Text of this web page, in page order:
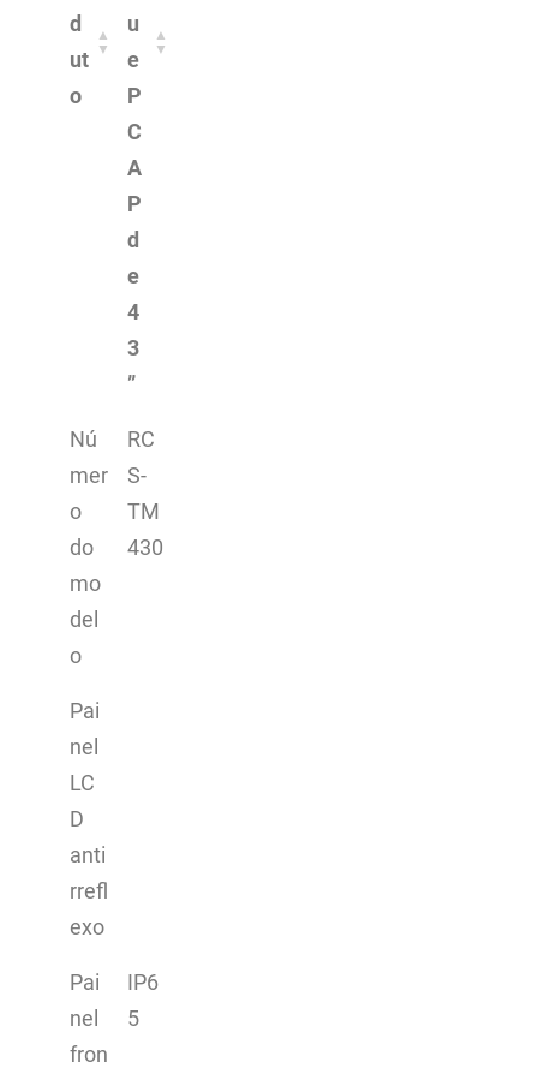
d
ut
o
u
e
P
C
A
P
d
e
4
3
”
Nú
mer
o
do
mo
del
o
RC
S-
TM
430
Pai
nel
LC
D
anti
rrefl
exo
Pai
nel
fron
IP6
5